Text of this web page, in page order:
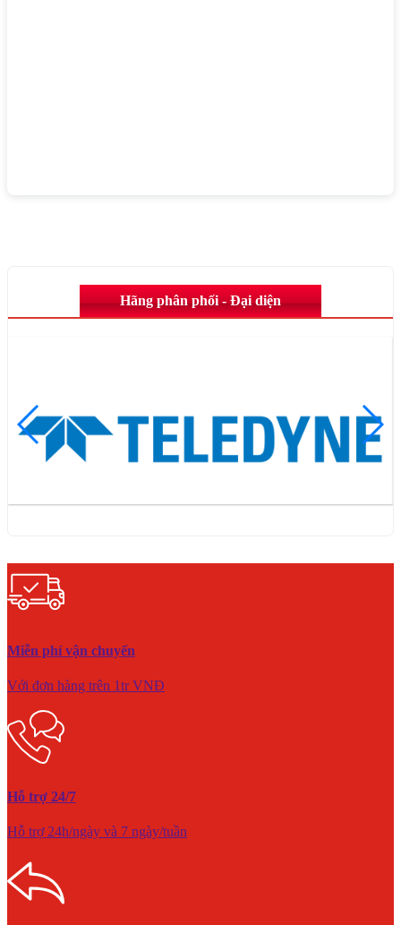
Hãng phân phối - Đại diện
Miễn phí vận chuyển
Với đơn hàng trên 1tr VNĐ
Hỗ trợ 24/7
Hỗ trợ 24h/ngày và 7 ngày/tuần